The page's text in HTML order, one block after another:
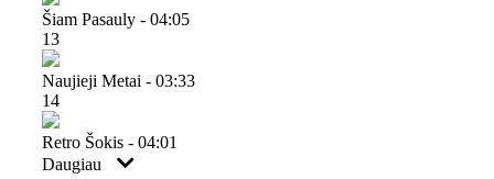
Šiam Pasauly - 04:05
13
Naujieji Metai - 03:33
14
Retro Šokis - 04:01
Daugiau